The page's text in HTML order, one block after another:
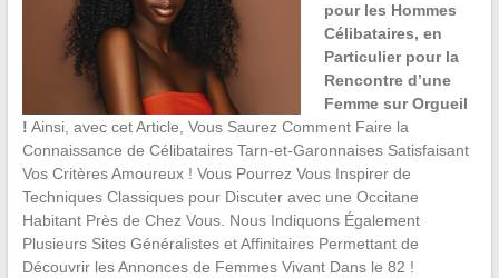
pour les Hommes
Célibataires, en
Particulier pour la
Rencontre d’une
Femme sur Orgueil
! Ainsi, avec cet Article, Vous Saurez Comment Faire la
Connaissance de Célibataires Tarn-et-Garonnaises Satisfaisant
Vos Critères Amoureux ! Vous Pourrez Vous Inspirer de
Techniques Classiques pour Discuter avec une Occitane
Habitant Près de Chez Vous. Nous Indiquons Également
Plusieurs Sites Généralistes et Affinitaires Permettant de
Découvrir les Annonces de Femmes Vivant Dans le 82 !